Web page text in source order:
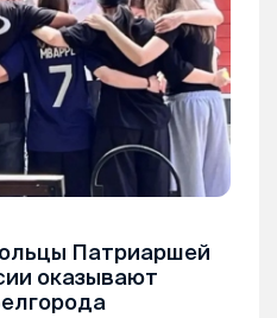
Патриаршей
оказывают